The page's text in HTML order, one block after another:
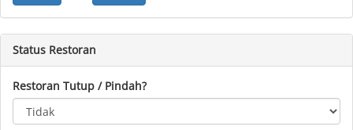
Status Restoran
Restoran Tutup / Pindah?